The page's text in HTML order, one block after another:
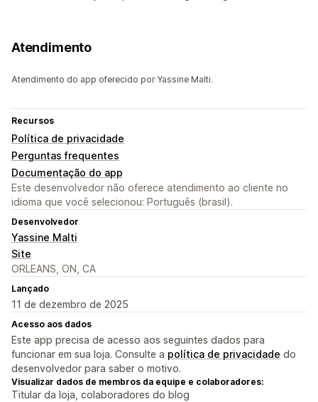
Atendimento
Atendimento do app oferecido por Yassine Malti.
Recursos
Política de privacidade
Perguntas frequentes
Documentação do app
Este desenvolvedor não oferece atendimento ao cliente no
idioma que você selecionou: Português (brasil).
Desenvolvedor
Yassine Malti
Site
ORLEANS, ON, CA
Lançado
11 de dezembro de 2025
Acesso aos dados
Este app precisa de acesso aos seguintes dados para
funcionar em sua loja. Consulte a política de privacidade do
desenvolvedor para saber o motivo.
Visualizar dados de membros da equipe e colaboradores:
Titular da loja, colaboradores do blog